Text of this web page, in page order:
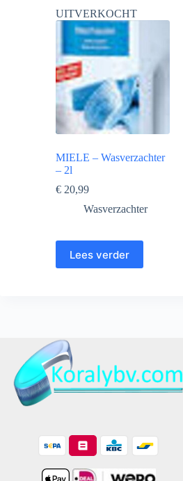
UITVERKOCHT
MIELE – Wasverzachter
– 2l
€ 20,99
Wasverzachter
Lees verder